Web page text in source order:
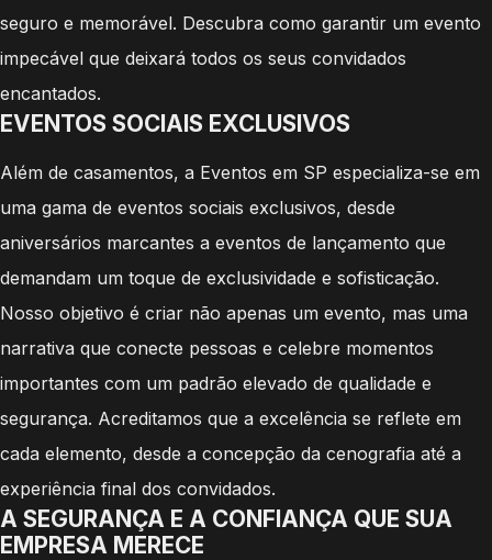
seguro e memorável. Descubra como garantir um evento
impecável que deixará todos os seus convidados
encantados.
EVENTOS SOCIAIS EXCLUSIVOS
Além de casamentos, a Eventos em SP especializa-se em
uma gama de eventos sociais exclusivos, desde
aniversários marcantes a eventos de lançamento que
demandam um toque de exclusividade e sofisticação.
Nosso objetivo é criar não apenas um evento, mas uma
narrativa que conecte pessoas e celebre momentos
importantes com um padrão elevado de qualidade e
segurança. Acreditamos que a excelência se reflete em
cada elemento, desde a concepção da cenografia até a
experiência final dos convidados.
A SEGURANÇA E A CONFIANÇA QUE SUA
EMPRESA MERECE